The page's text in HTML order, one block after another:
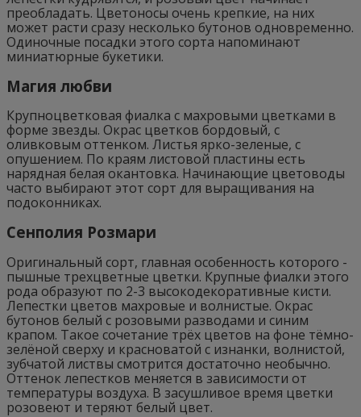
преобладать. Цветоносы очень крепкие, на них
может расти сразу несколько бутонов одновременно.
Одиночные посадки этого сорта напоминают
миниатюрные букетики.
Магия любви
Крупноцветковая фиалка с махровыми цветками в
форме звезды. Окрас цветков бордовый, с
оливковым оттенком. Листья ярко-зеленые, с
опушением. По краям листовой пластины есть
нарядная белая окантовка. Начинающие цветоводы
часто выбирают этот сорт для выращивания на
подоконниках.
Сенполия Розмари
Оригинальный сорт, главная особенность которого -
пышные трехцветные цветки. Крупные фиалки этого
рода образуют по 2-3 высокодекоративные кисти.
Лепестки цветов махровые и волнистые. Окрас
бутонов белый с розовыми разводами и синим
крапом. Такое сочетание трёх цветов на фоне тёмно-
зелёной сверху и красноватой с изнанки, волнистой,
зубчатой листвы смотрится достаточно необычно.
Оттенок лепестков меняется в зависимости от
температуры воздуха. В засушливое время цветки
розовеют и теряют белый цвет.